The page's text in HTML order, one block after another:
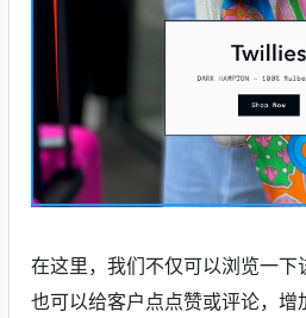
在这里，我们不仅可以浏览一下
也可以给客户点点赞或评论， 增